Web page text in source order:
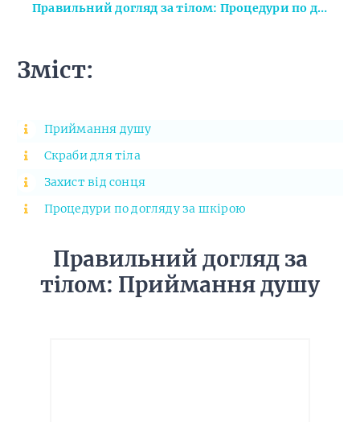
Правильний догляд за тілом: Процедури по догляду за шкірою
Зміст:
Приймання душу
Скраби для тіла
Захист від сонця
Процедури по догляду за шкірою
Правильний догляд за
тілом: Приймання душу